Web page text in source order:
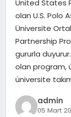
United States
olan U.S. Polo
Üniversite
Partnership
gururla
olan program,
üniversite
admin
05 Mart